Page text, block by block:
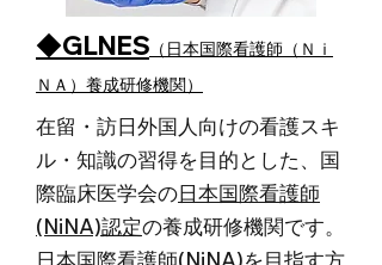
◆GLNES （日本国際看護師（Ｎｉ
ＮＡ）養成研修機関）
在留・訪日外国人向けの看護スキ
ル・知識の習得を目的とした、国
際臨床医学会の日本国際看護師
(NiNA)認定の養成研修機関です。
日本国際看護師(NiNA)を目指す方